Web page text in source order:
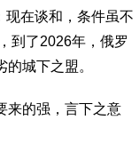
现在谈和，条件虽不
到了2026年，俄罗
城下之盟。
来的强，言下之意